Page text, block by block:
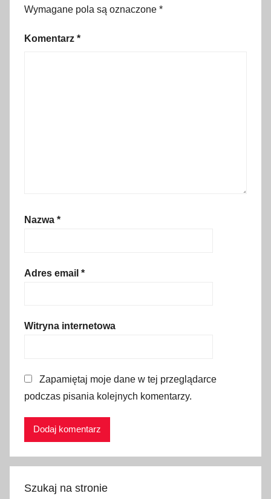
Wymagane pola są oznaczone *
Komentarz *
Nazwa *
Adres email *
Witryna internetowa
Zapamiętaj moje dane w tej przeglądarce
podczas pisania kolejnych komentarzy.
Szukaj na stronie